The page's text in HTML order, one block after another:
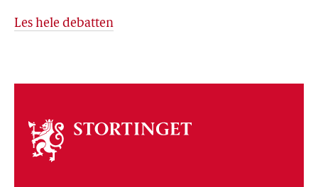
Les hele debatten
Om
stortinget